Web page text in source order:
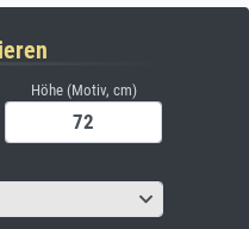
Höhe (Motiv, cm)